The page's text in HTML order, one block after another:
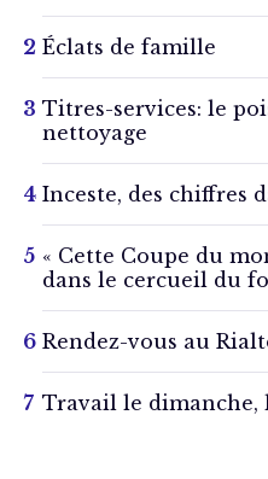
Éclats de famille
Titres-services: le
nettoyage
Inceste, des chiffres
« Cette Coupe du
dans le cercueil du
Rendez-vous au
Travail le dimanche,